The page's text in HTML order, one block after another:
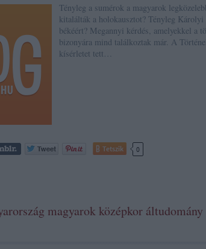
Tényleg a sumérok a magyarok
kitalálták a holokausztot? Tényleg
békéért? Megannyi kérdés, amelyekkel a
bizonyára mind találkoztak már. A
kísérletet tett…
Tetszik 0
magyarok középkor áltudomány